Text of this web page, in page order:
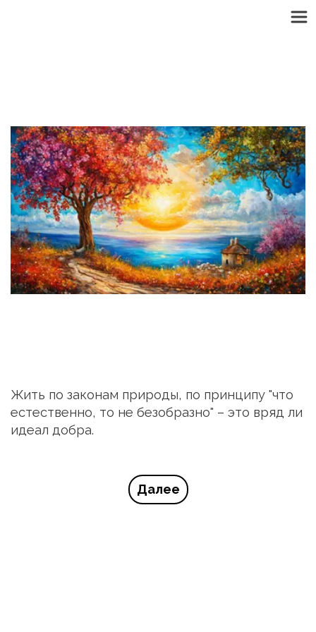
Жить по законам природы, по принципу "что
естественно, то не безобразно" – это вряд ли
идеал добра.
Далее